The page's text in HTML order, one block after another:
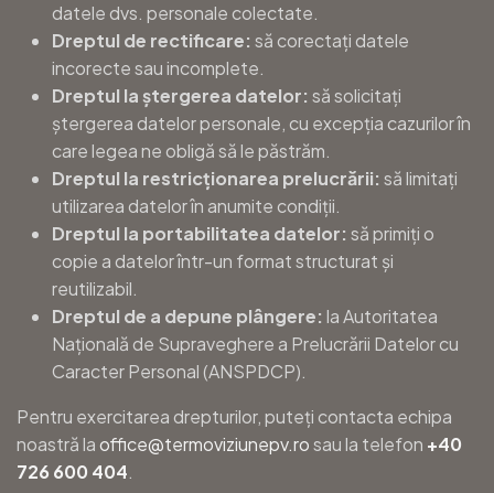
datele dvs. personale colectate.
Dreptul de rectificare: să corectați datele
incorecte sau incomplete.
Dreptul la ștergerea datelor: să solicitați
ștergerea datelor personale, cu excepția cazurilor în
care legea ne obligă să le păstrăm.
Dreptul la restricționarea prelucrării: să limitați
utilizarea datelor în anumite condiții.
Dreptul la portabilitatea datelor: să primiți o
copie a datelor într-un format structurat și
reutilizabil.
Dreptul de a depune plângere: la Autoritatea
Națională de Supraveghere a Prelucrării Datelor cu
Caracter Personal (ANSPDCP).
Pentru exercitarea drepturilor, puteți contacta echipa
noastră laoffice@termoviziunepv.rosau la telefon +40
726 600 404.